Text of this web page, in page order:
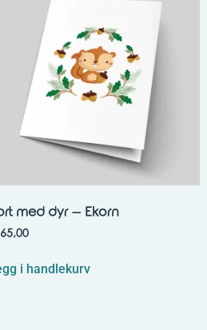
med dyr – Ekorn
i handlekurv